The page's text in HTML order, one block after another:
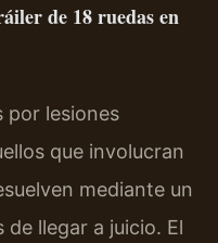
de 18 ruedas en
por lesiones
que involucran
mediante un
llegar a juicio. El